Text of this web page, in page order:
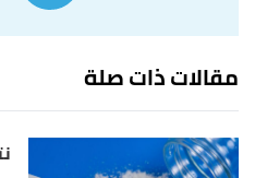
^
"Hydrogen Bonding"
,byjus, Retrieved
4/8/2022. Edited.
مقالات ذات صلة